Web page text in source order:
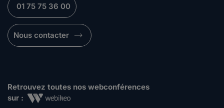
01 75 75 36 00
Nous contacter
Retrouvez toutes nos webconférences
sur :